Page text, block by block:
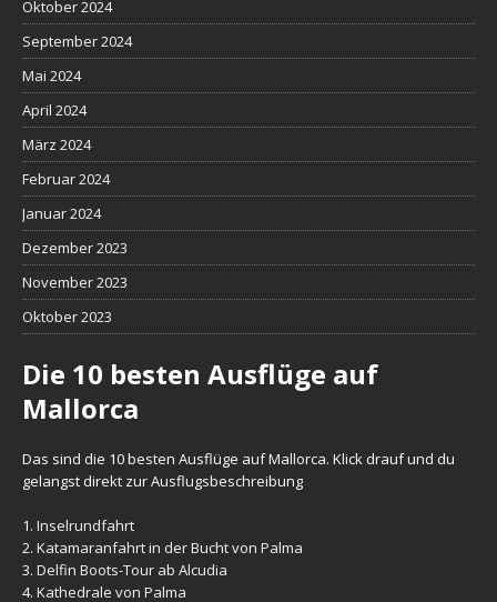
Oktober 2024
September 2024
Mai 2024
April 2024
März 2024
Februar 2024
Januar 2024
Dezember 2023
November 2023
Oktober 2023
Die 10 besten Ausflüge auf
Mallorca
Das sind die 10 besten Ausflüge auf Mallorca. Klick drauf und du
gelangst direkt zur Ausflugsbeschreibung
1. Inselrundfahrt
2. Katamaranfahrt in der Bucht von Palma
3. Delfin Boots-Tour ab Alcudia
4. Kathedrale von Palma